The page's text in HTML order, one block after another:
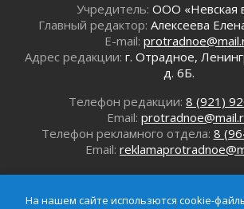
Сотрудница почты в Кингисеппе
инсценировала пожар после
полумиллиона рублей
29 июля 2026
С помощью камер в Ленобласти
штрафов на 17 миллионов рублей
29 июля 2026
Региональная сеть
29 июля 2026
Учредитель: ООО «Невская
Главный редактор: Алексеева
E-mail:
Адрес редакции: г. Отрадное,
д. 6Б.
Телефон редакции: 8 (921)
Email:
Телефон рекламного отдела: 8
Email:
На нашем сайте использются cookie-